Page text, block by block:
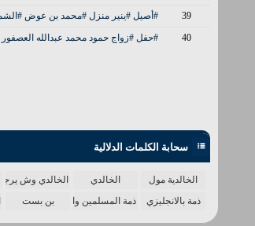
39
#أصيل #ينير منزل #محمد بن عوض
40
#حفل #زواج حمود محمد عبدالله العصفور
سحابة الكلمات الدلالية
الخالدية مول الخالدي الخالدي وش يرجع
ذمة بالانجليزي
ذمة المسلمين واحدة بن بست